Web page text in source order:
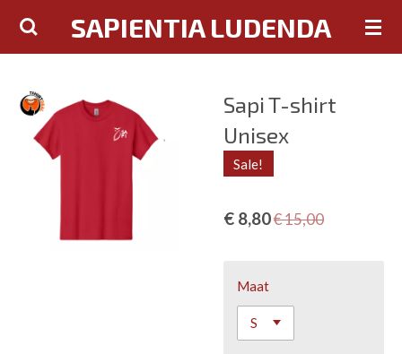
Ga
hoofdinhoud
SAPIENTIA LUDENDA
Sapi T-shirt
Unisex
Sale!
€ 8,80€ 15,00
Maat